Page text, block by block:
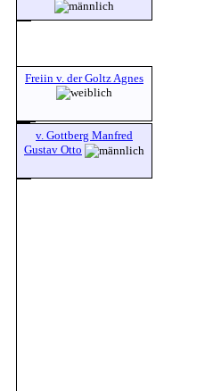
Freiin v. der Goltz Agnes
v. Gottberg Manfred
Gustav Otto